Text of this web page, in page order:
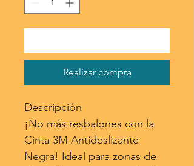
Realizar compra
Descripción
¡No más resbalones con la
Cinta 3M Antideslizante
Negra! Ideal para zonas de